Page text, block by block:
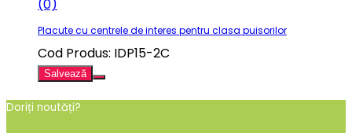
(0)
Placute cu centrele de interes pentru clasa puisorilor
Cod Produs: IDP15-2C
Salvează
Doriți noutăți?